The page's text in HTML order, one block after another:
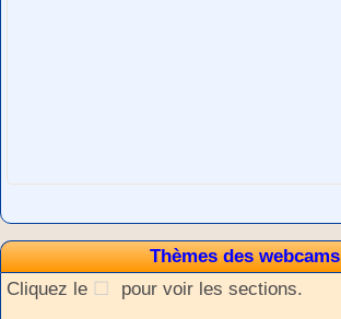
Thèmes des webcams
Cliquez le
pour voir les sections.